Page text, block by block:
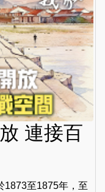
連接百
1873至1875年，至